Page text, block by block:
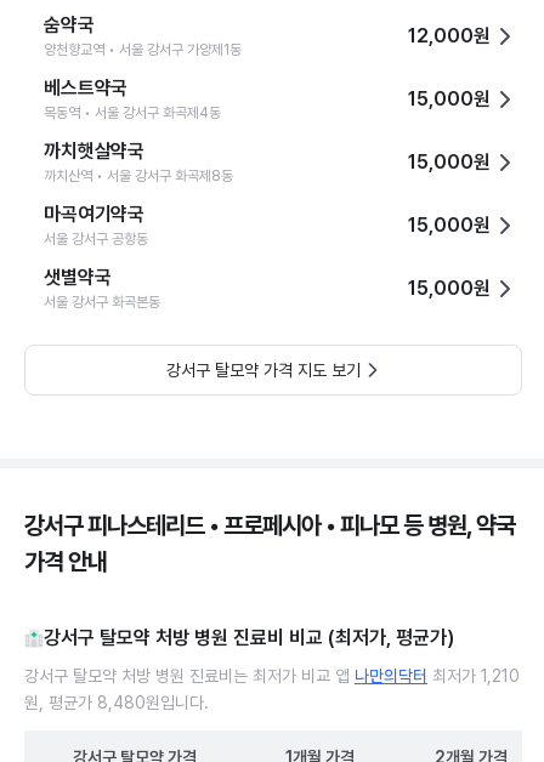
숨약국
양천향교역 • 서울 강서구 가양제1동
12,000원
베스트약국
목동역 • 서울 강서구 화곡제4동
15,000원
까치햇살약국
까치산역 • 서울 강서구 화곡제8동
15,000원
마곡여기약국
서울 강서구 공항동
15,000원
샛별약국
서울 강서구 화곡본동
15,000원
강서구 탈모약 가격 지도 보기
강서구 피나스테리드 • 프로페시아 • 피나모 등 병원, 약국
가격 안내
강서구 탈모약 처방 병원 진료비 비교 (최저가, 평균가)
강서구 탈모약 처방 병원 진료비는 최저가 비교 앱 나만의닥터 최저가 1,210
원, 평균가 8,480원입니다.
강서구 탈모약가격 1개월 가격 2개월 가격